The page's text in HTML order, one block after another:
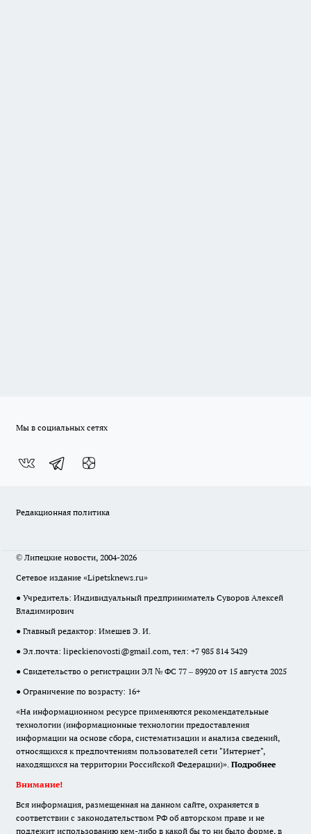
Мы в социальных сетях
Редакционная политика
© Липецкие новости, 2004-2026
Сетевое издание «Lipetsknews.ru»
● Учредитель: Индивидуальный предприниматель Суворов Алексей
Владимирович
● Главный редактор: Имешев Э. И.
● Эл.почта: lipeckienovosti@gmail.com, тел: +7 985 814 3429
● Свидетельство о регистрации ЭЛ № ФС 77 – 89920 от 15 августа 2025
● Ограничение по возрасту: 16+
«На информационном ресурсе применяются рекомендательные
технологии (информационные технологии предоставления
информации на основе сбора, систематизации и анализа сведений,
относящихся к предпочтениям пользователей сети "Интернет",
находящихся на территории Российской Федерации)». Подробнее
Внимание!
Вся информация, размещенная на данном сайте, охраняется в
соответствии с законодательством РФ об авторском праве и не
подлежит использованию кем-либо в какой бы то ни было форме, в